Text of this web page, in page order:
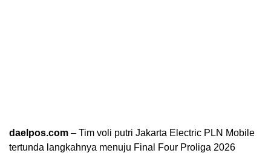
daelpos.com – Tim voli putri Jakarta Electric PLN Mobile
tertunda langkahnya menuju Final Four Proliga 2026